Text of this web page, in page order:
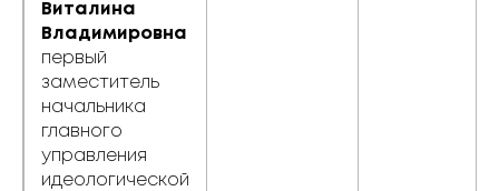
Виталина
Владимировна
первый
заместитель
начальника
главного
управления
идеологической